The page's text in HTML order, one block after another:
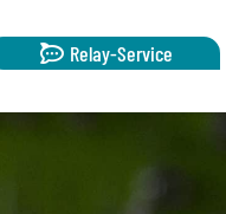
Relay-Service